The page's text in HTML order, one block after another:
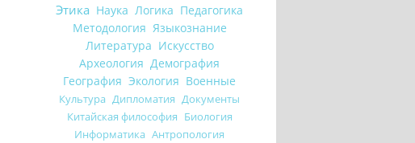
Этика Наука Логика Педагогика
Методология Языкознание
Литература Искусство
Археология Демография
География Экология Военные
Культура Дипломатия Документы
Китайская философия Биология
Информатика Антропология